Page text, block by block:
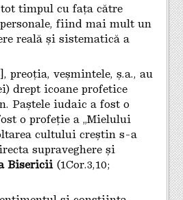
timpul cu fața către
fiind mai mult un
reală și sistematică a
preoția, veșmintele, ş.a., au
drept icoane profetice
Paștele iudaic a fost o
o profeție a „Mielului
cultului creștin s-a
supraveghere și
Bisericii (1Cor.3,10;